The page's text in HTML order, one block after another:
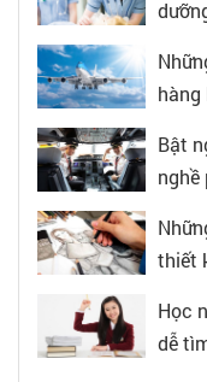
hàng
Bật
nghề
thiết
Học
dễ